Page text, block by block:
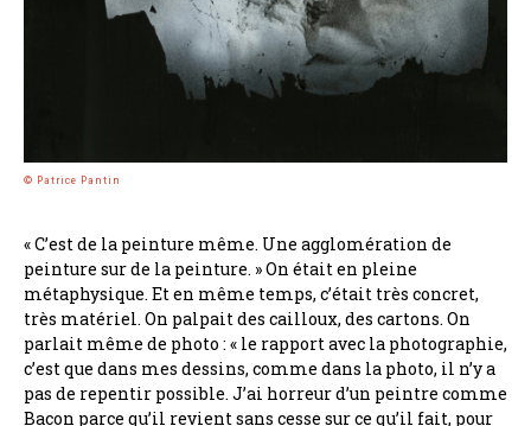
© Patrice Pantin
« C’est de la peinture même. Une agglomération de
peinture sur de la peinture. » On était en pleine
métaphysique. Et en même temps, c’était très concret,
très matériel. On palpait des cailloux, des cartons. On
parlait même de photo : « le rapport avec la photographie,
c’est que dans mes dessins, comme dans la photo, il n’y a
pas de repentir possible. J’ai horreur d’un peintre comme
Bacon parce qu’il revient sans cesse sur ce qu’il fait, pour